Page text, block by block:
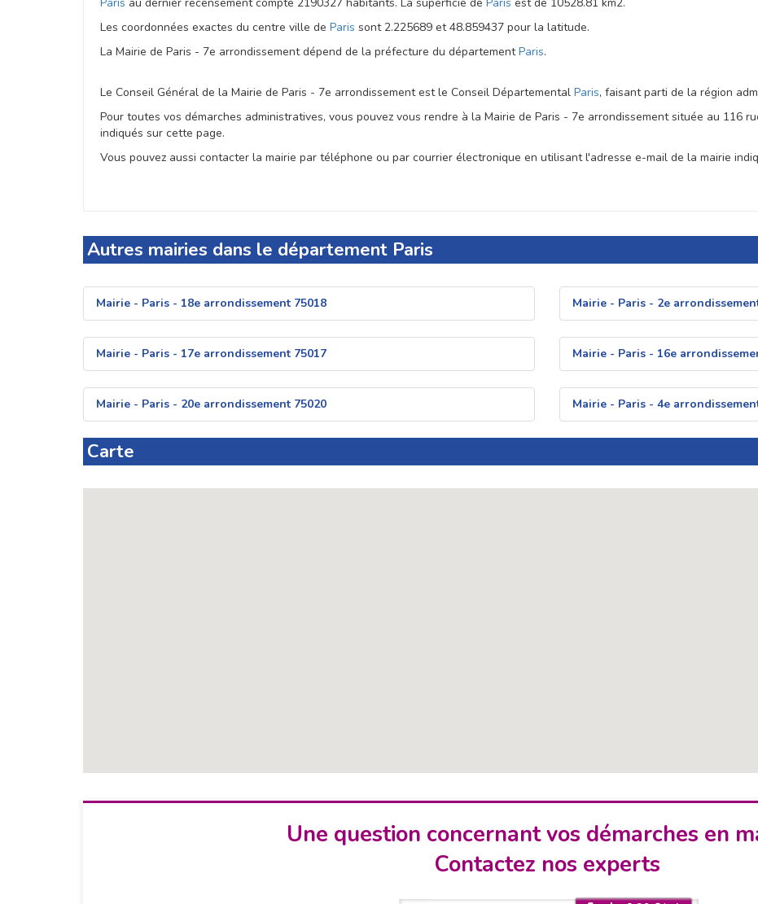
Les coordonnées exactes du centre ville de Paris sont 2.225689 et 48.859437 pour la latitude.
La Mairie de Paris - 7e arrondissement dépend de la préfecture du départementParis.
Le Conseil Général de la Mairie de Paris - 7e arrondissement est le Conseil Départemental Paris, faisant parti de la région
Pour toutes vos démarches administratives, vous pouvez vous rendre à la Mairie de Paris - 7e arrondissement située au 116
indiqués sur cette page.
Vous pouvez aussi contacter la mairie par téléphone ou par courrier électronique en utilisant l'adresse e-mail de la mairie
Autres mairies dans le département Paris
Mairie - Paris - 18e arrondissement 75018 Mairie - Paris - 2e
Mairie - Paris - 17e arrondissement 75017 Mairie - Paris - 16e
Mairie - Paris - 20e arrondissement 75020 Mairie - Paris - 4e
Carte
Une question concernant vos démarches en
Contactez nos experts